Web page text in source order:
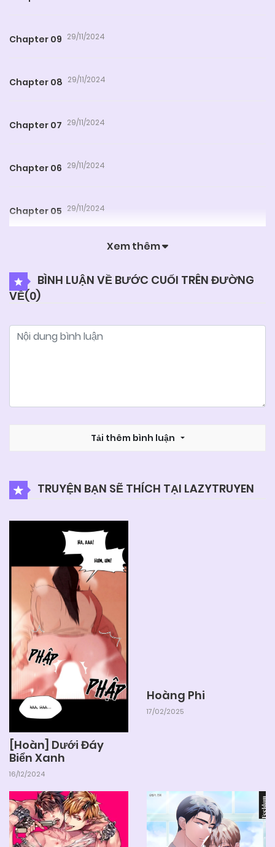
Chapter 09 29/11/2024
Chapter 08 29/11/2024
Chapter 07 29/11/2024
Chapter 06 29/11/2024
Chapter 05 29/11/2024
Chapter 03
Chapter 02 29/11/2024
Xem thêm
BÌNH LUẬN VỀ BƯỚC CUỐI TRÊN ĐƯỜNG
VỀ(0)
Tải thêm bình luận
TRUYỆN BẠN SẼ THÍCH TẠI LAZYTRUYEN
[Hoàn] Dưới Đáy
Biển Xanh
16/12/2024
Hoàng Phi
17/02/2025